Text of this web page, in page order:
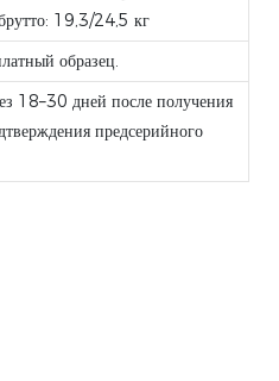
19,3/24,5 кг
образец.
18–30 дней после получения
предсерийного